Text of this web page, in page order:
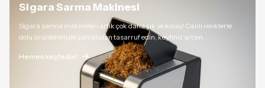
Sigara Sarma Makinesi
Sigara sarma makineleri artık çok daha şık ve kolay! Canlı renklerle
dolu ürünlerimizle zamandan tasarruf edin, keyfiniz artsın.
Hemen keşfedin!